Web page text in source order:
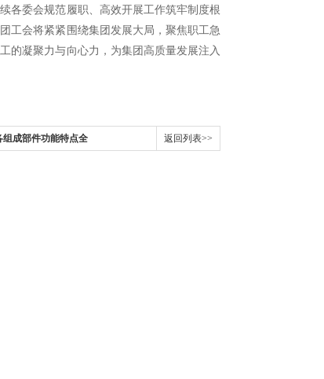
各委会规范履职、高效开展工作筑牢制度根
工会将紧紧围绕集团发展大局，聚焦职工急
的凝聚力与向心力，为集团高质量发展注入
成部件功能特点全 返回列表>>